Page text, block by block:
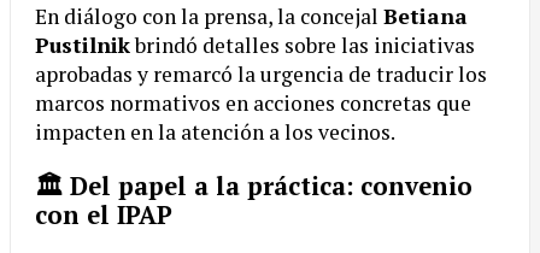
En diálogo con la prensa, la concejal Betiana
Pustilnikbrindó detalles sobre las iniciativas
aprobadas y remarcó la urgencia de traducir los
marcos normativos en acciones concretas que
impacten en la atención a los vecinos.
🏛️ Del papel a la práctica: convenio
con el IPAP